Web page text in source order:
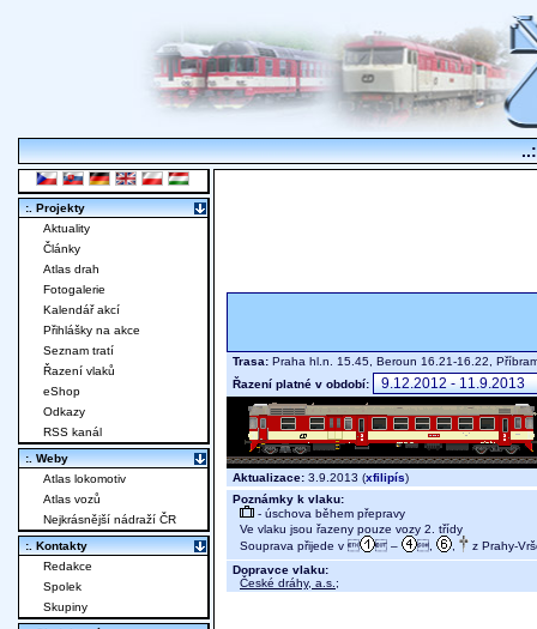
Trasa: Praha hl.n. 15.45, Beroun 16.21-16.22,
Řazení platné v období:
Aktualizace: 3.9.2013 (xfilipís)
Poznámky k vlaku:
- úschova během přepravy
Ve vlaku jsou řazeny pouze vozy 2. třídy
Souprava přijede v 
 – ,
z Prahy-
Dopravce vlaku:
České dráhy, a.s. ;
:. Projekty
Aktuality
Články
Atlas drah
Fotogalerie
Kalendář akcí
Přihlášky na akce
Seznam tratí
Řazení vlaků
eShop
Odkazy
RSS kanál
:. Weby
Atlas lokomotiv
Atlas vozů
Nejkrásnější nádraží ČR
:. Kontakty
Redakce
Spolek
Skupiny